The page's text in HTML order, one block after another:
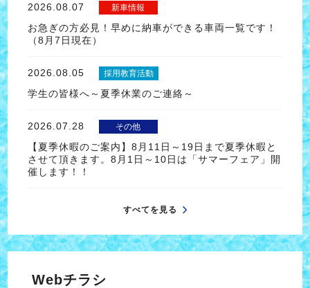
2026.08.07 新車情報
お急ぎの方必見！早めに納車ができる車両一覧です！
（8月7日現在）
2026.08.05 採用教育活動
学生の皆様へ～夏季休業のご連絡～
2026.07.28 その他
【夏季休暇のご案内】8月11日～19日まで夏季休暇と
させて頂きます。8月1日～10日は「サマーフェア」開
催します！！
すべてを見る
Webチラシ